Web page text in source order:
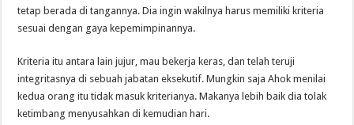
tetap berada di tangannya. Dia ingin wakilnya harus memiliki kriteria
sesuai dengan gaya kepemimpinannya.
Kriteria itu antara lain jujur, mau bekerja keras, dan telah teruji
integritasnya di sebuah jabatan eksekutif. Mungkin saja Ahok menilai
kedua orang itu tidak masuk kriterianya. Makanya lebih baik dia tolak
ketimbang menyusahkan di kemudian hari.